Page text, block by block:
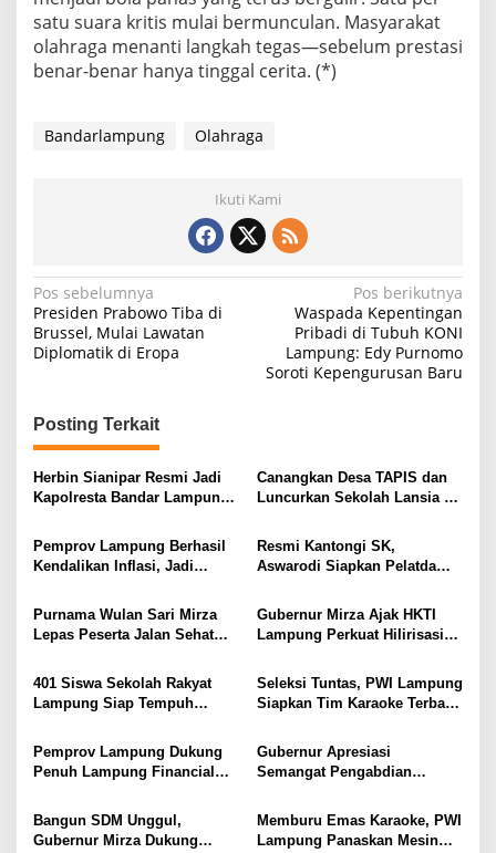
satu suara kritis mulai bermunculan. Masyarakat
olahraga menanti langkah tegas—sebelum prestasi
benar-benar hanya tinggal cerita. (*)
Bandarlampung Olahraga
Ikuti Kami
N
a
v
g
a
s
p
o
s
Pos sebelumnya
Presiden Prabowo Tiba di
Brussel, Mulai Lawatan
Diplomatik di Eropa
Pos berikutnya
Waspada Kepentingan
Pribadi di Tubuh KONI
Lampung: Edy Purnomo
Soroti Kepengurusan Baru
Posting Terkait
Herbin Sianipar Resmi Jadi
Kapolresta Bandar Lampung,
Prioritas
Canangkan Desa TAPIS dan
Luncurkan Sekolah Lansia di
TP PKK Lampung Dorong
Pembangunan SDM Dimulai
Pemprov Lampung Berhasil
Kendalikan Inflasi, Jadi
Terendah di Sumatera
Resmi Kantongi SK,
Aswarodi Siapkan Pelatda
Menuju Porwanas 2027
Purnama Wulan Sari Mirza
Lepas Peserta Jalan Sehat
Lansia Sehat dan Bahagia
Gubernur Mirza Ajak HKTI
Lampung Perkuat Hilirisasi
Kesejahteraan Petani
401 Siswa Sekolah Rakyat
Lampung Siap Tempuh
Dorong Lahirnya Generasi
Emas
Seleksi Tuntas, PWI Lampung
Siapkan Tim Karaoke Terbaik
Pemprov Lampung Dukung
Penuh Lampung Financial
Keuangan Generasi Muda
Gubernur Apresiasi
Semangat Pengabdian
Menjaga Stabilitas Lampung
Bangun SDM Unggul,
Gubernur Mirza Dukung
Memburu Emas Karaoke, PWI
Lampung Panaskan Mesin